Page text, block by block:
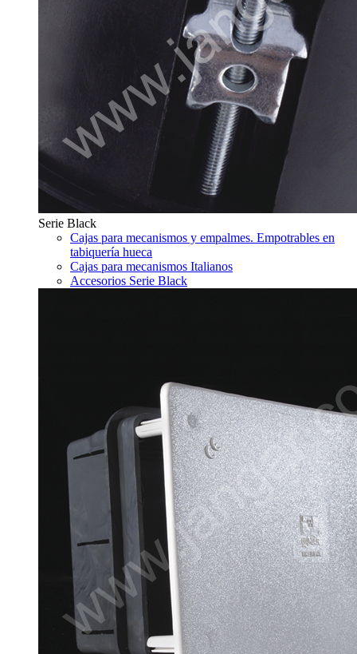
Serie Black
Cajas para mecanismos y empalmes. Empotrables en
tabiquería hueca
Cajas para mecanismos Italianos
Accesorios Serie Black